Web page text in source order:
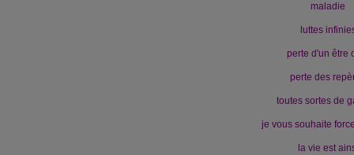
maladie
luttes
perte d'un être
perte des
toutes sortes de
je vous souhaite
la vie est